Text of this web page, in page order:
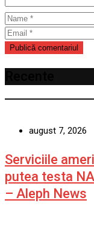
august 7, 2026
Serviciile
putea testa
– Aleph News